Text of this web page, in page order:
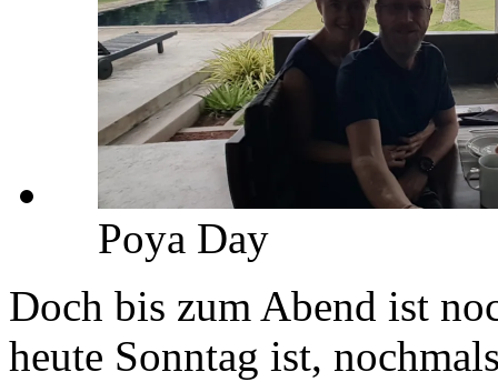
Poya Day
Doch bis zum Abend ist
heute Sonntag ist,